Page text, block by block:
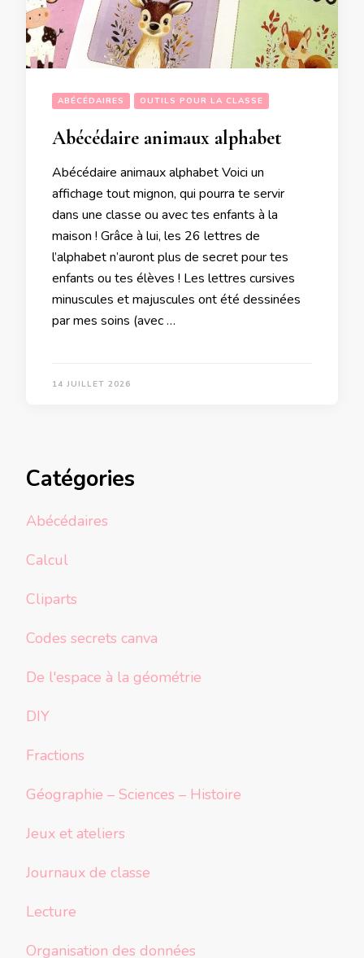
ABÉCÉDAIRES OUTILS POUR LA CLASSE
Abécédaire animaux alphabet
Abécédaire animaux alphabet Voici un
affichage tout mignon, qui pourra te servir
dans une classe ou avec tes enfants à la
maison ! Grâce à lui, les 26 lettres de
l’alphabet n’auront plus de secret pour tes
enfants ou tes élèves ! Les lettres cursives
minuscules et majuscules ont été dessinées
par mes soins (avec …
14 JUILLET 2026
Catégories
Abécédaires
Calcul
Cliparts
Codes secrets canva
De l'espace à la géométrie
DIY
Fractions
Géographie – Sciences – Histoire
Jeux et ateliers
Journaux de classe
Lecture
Organisation des données